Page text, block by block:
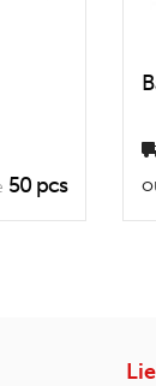
50 pcs